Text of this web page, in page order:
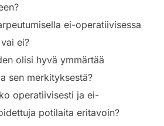
ei-operatiivisessa
ei?
olisi hyvä ymmärtää
sen merkityksestä?
operatiivisesti ja ei-
potilaita eritavoin?